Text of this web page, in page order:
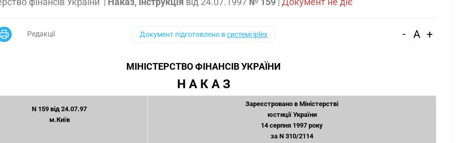
Редакції Документ підготовлено всистемі iplex - A +
МІНІСТЕРСТВО ФІНАНСІВ УКРАЇНИ
Н А К А З
N 159 від 24.07.97
м.Київ
Зареєстровано в Міністерстві
юстиції України
14 серпня 1997 року
за N 310/2114